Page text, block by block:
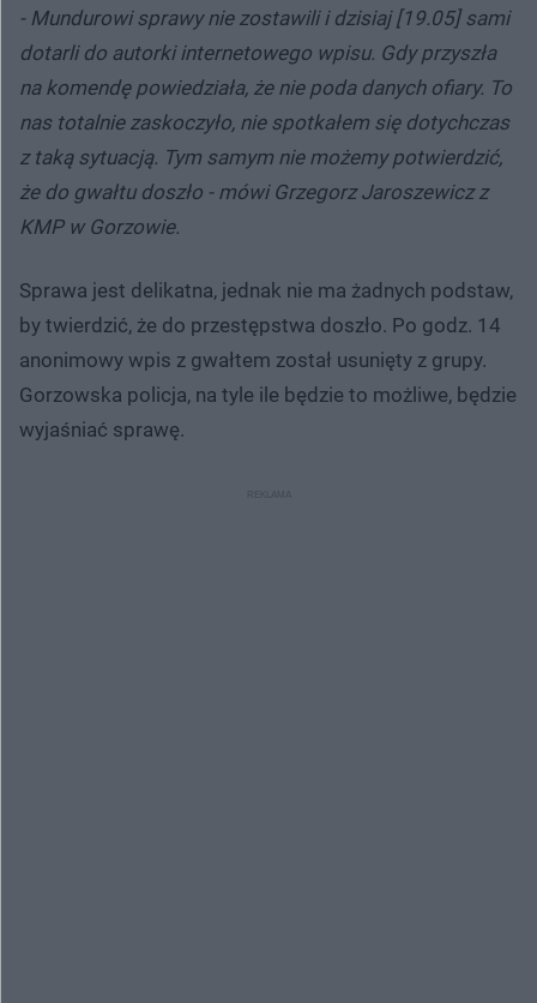
- Mundurowi sprawy nie zostawili i dzisiaj [19.05] sami
dotarli do autorki internetowego wpisu. Gdy przyszła
na komendę powiedziała, że nie poda danych ofiary. To
nas totalnie zaskoczyło, nie spotkałem się dotychczas
z taką sytuacją. Tym samym nie możemy potwierdzić,
że do gwałtu doszło - mówi Grzegorz Jaroszewicz z
KMP w Gorzowie.
Sprawa jest delikatna, jednak nie ma żadnych podstaw,
by twierdzić, że do przestępstwa doszło. Po godz. 14
anonimowy wpis z gwałtem został usunięty z grupy.
Gorzowska policja, na tyle ile będzie to możliwe, będzie
wyjaśniać sprawę.